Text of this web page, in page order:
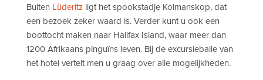
Buiten Lüderitz ligt het spookstadje Kolmanskop, dat
een bezoek zeker waard is. Verder kunt u ook een
boottocht maken naar Halifax Island, waar meer dan
1200 Afrikaans pinguïns leven. Bij de excursiebalie van
het hotel vertelt men u graag over alle mogelijkheden.